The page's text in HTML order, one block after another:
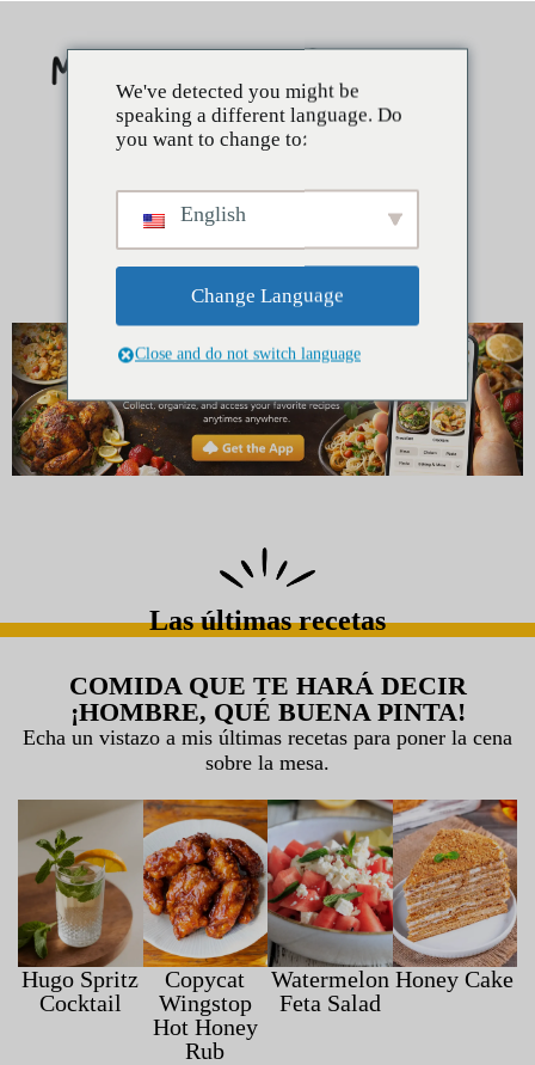
Las últimas recetas
COMIDA QUE TE HARÁ DECIR
¡HOMBRE, QUÉ BUENA PINTA!
Echa un vistazo a mis últimas recetas para poner la cena
sobre la mesa.
Hugo Spritz
Cocktail
Copycat
Wingstop
Hot Honey
Rub
Watermelon
Feta Salad
Honey Cake
We've detected you might be
speaking a different language. Do
you want to change to:
English
Change Language
Close and do not switch language